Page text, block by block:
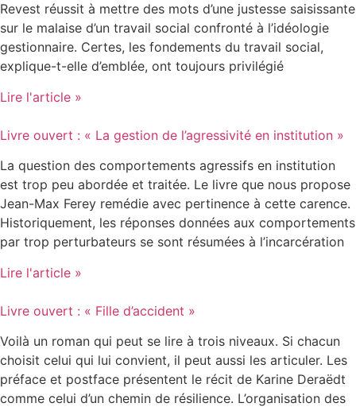
Revest réussit à mettre des mots d’une justesse saisissante
sur le malaise d’un travail social confronté à l’idéologie
gestionnaire. Certes, les fondements du travail social,
explique-t-elle d’emblée, ont toujours privilégié
Lire l'article »
Livre ouvert : « La gestion de l’agressivité en institution »
La question des comportements agressifs en institution
est trop peu abordée et traitée. Le livre que nous propose
Jean-Max Ferey remédie avec pertinence à cette carence.
Historiquement, les réponses données aux comportements
par trop perturbateurs se sont résumées à l’incarcération
Lire l'article »
Livre ouvert : « Fille d’accident »
Voilà un roman qui peut se lire à trois niveaux. Si chacun
choisit celui qui lui convient, il peut aussi les articuler. Les
préface et postface présentent le récit de Karine Deraëdt
comme celui d’un chemin de résilience. L’organisation des